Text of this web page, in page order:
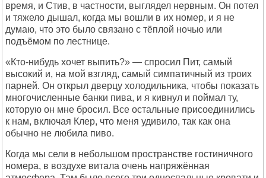
время, и Стив, в частности, выглядел нервным. Он потел
и тяжело дышал, когда мы вошли в их номер, и я не
думаю, что это было связано с тёплой ночью или
подъёмом по лестнице.
«Кто-нибудь хочет выпить?» — спросил Пит, самый
высокий и, на мой взгляд, самый симпатичный из троих
парней. Он открыл дверцу холодильника, чтобы показать
многочисленные банки пива, и я кивнул и поймал ту,
которую он мне бросил. Все остальные присоединились
к нам, включая Клер, что меня удивило, так как она
обычно не любила пиво.
Когда мы сели в небольшом пространстве гостиничного
номера, в воздухе витала очень напряжённая